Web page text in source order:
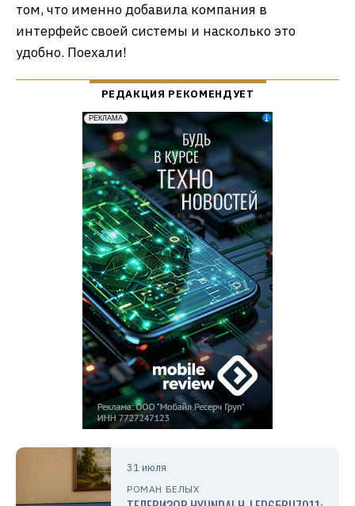
том, что именно добавила компания в
интерфейс своей системы и насколько это
удобно. Поехали!
31 июля
РОМАН БЕЛЫХ